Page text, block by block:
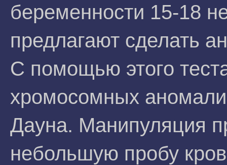
беременности 15-18
предлагают сделать
С помощью этого
хромосомных
Дауна. Манипуляция
небольшую пробу